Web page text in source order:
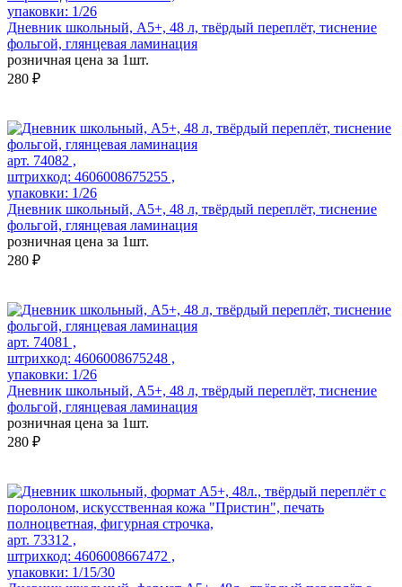
упаковки: 1/26
Дневник школьный, А5+, 48 л, твёрдый переплёт, тиснение
фольгой, глянцевая ламинация
розничная цена за 1шт.
280 ₽
арт. 74082 ,
штрихкод: 4606008675255 ,
упаковки: 1/26
Дневник школьный, А5+, 48 л, твёрдый переплёт, тиснение
фольгой, глянцевая ламинация
розничная цена за 1шт.
280 ₽
арт. 74081 ,
штрихкод: 4606008675248 ,
упаковки: 1/26
Дневник школьный, А5+, 48 л, твёрдый переплёт, тиснение
фольгой, глянцевая ламинация
розничная цена за 1шт.
280 ₽
арт. 73312 ,
штрихкод: 4606008667472 ,
упаковки: 1/15/30